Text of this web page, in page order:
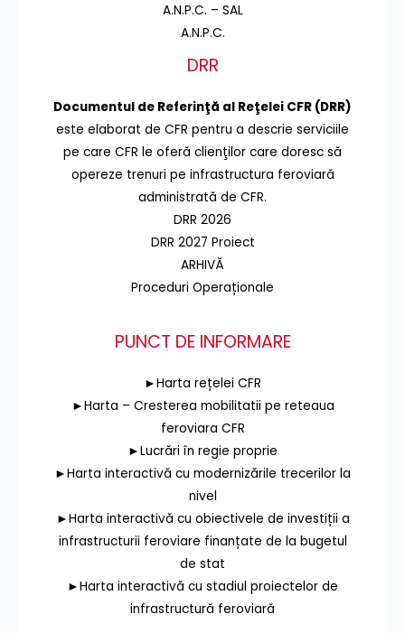
A.N.P.C. – SAL
A.N.P.C.
DRR
Documentul de Referinţă al Reţelei CFR (DRR)
este elaborat de CFR pentru a descrie serviciile
pe care CFR le oferă clienţilor care doresc să
opereze trenuri pe infrastructura feroviară
administrată de CFR.
DRR 2026
DRR 2027 Proiect
ARHIVĂ
Proceduri Operaționale
PUNCT DE INFORMARE
►Harta rețelei CFR
►Harta – Cresterea mobilitatii pe reteaua
feroviara CFR
►Lucrări în regie proprie
►Harta interactivă cu modernizările trecerilor la
nivel
►Harta interactivă cu obiectivele de investiții a
infrastructurii feroviare finanțate de la bugetul
de stat
►Harta interactivă cu stadiul proiectelor de
infrastructură feroviară